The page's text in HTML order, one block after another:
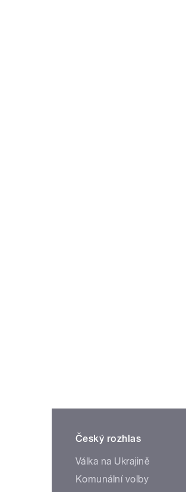
Český rozhlas
Válka na Ukrajině
Komunální volby